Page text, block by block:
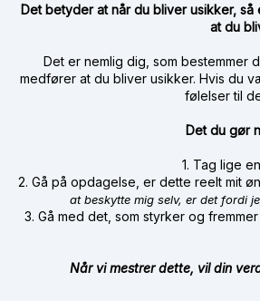
Det betyder at når du bliver usikker,
at du
Det er nemlig dig, som bestemmer
medfører at du bliver usikker. Hvis du
følelser til
Det du gør
1. Tag lige
2. Gå på opdagelse, er dette reelt mit
at beskytte mig selv, er det fordi
3. Gå med det, som styrker og
Når vi mestrer dette, vil din